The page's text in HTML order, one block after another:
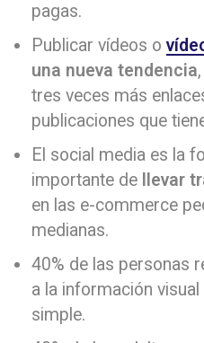
pagas.
Publicar vídeos o
una nueva tendencia
tres veces más
publicaciones que
El social media es la
importante de
llevar
en las e-commerce
medianas.
40% de las personas
a la información
simple.